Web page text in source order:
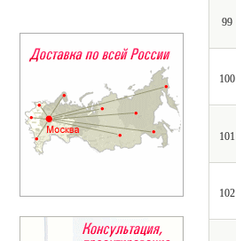
99
100
101
102